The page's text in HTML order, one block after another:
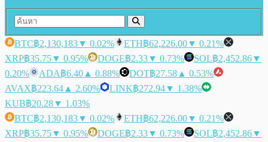
BTC฿2,130,183▼ 0.02% ETH฿62,226.00▼ 0.21%
XRP฿35.75▼ 0.95% DOGE฿2.33▼ 0.73% SOL฿2,452.86▼
0.20%
ADA฿6.40 ▲ 0.88% DOT฿27.58 ▲ 0.53%
AVAX฿223.64 ▲ 2.60% LINK฿272.94▼ 1.38%
KUB฿20.28▼ 1.03%
BTC฿2,130,183▼ 0.02% ETH฿62,226.00▼ 0.21%
XRP฿35.75▼ 0.95% DOGE฿2.33▼ 0.73% SOL฿2,452.86▼